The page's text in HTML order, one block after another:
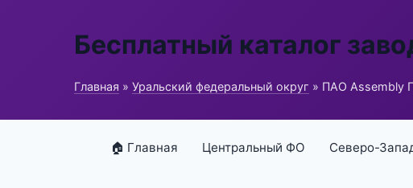
Бесплатный каталог
Главная » Уральский федеральный округ » ПАО Assembly
🏠 Главная Центральный ФО Северо-